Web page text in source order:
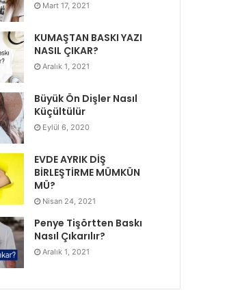
Mart 17, 2021
KUMAŞTAN BASKI YAZI
NASIL ÇIKAR?
Aralık 1, 2021
Büyük Ön Dişler Nasıl
Küçültülür
Eylül 6, 2020
EVDE AYRIK DİŞ
BİRLEŞTİRME MÜMKÜN
MÜ?
Nisan 24, 2021
Penye Tişörtten Baskı
Nasıl Çıkarılır?
Aralık 1, 2021